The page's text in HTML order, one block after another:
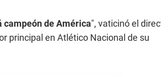
campeón de América", vaticinó el
principal en Atlético Nacional de su